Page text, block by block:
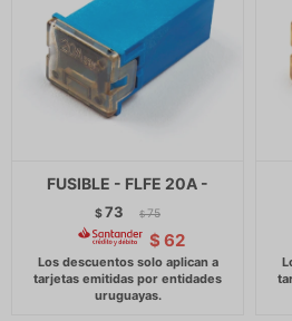
FUSIBLE - FLFE 20A -
$73 $ 75
$ 62